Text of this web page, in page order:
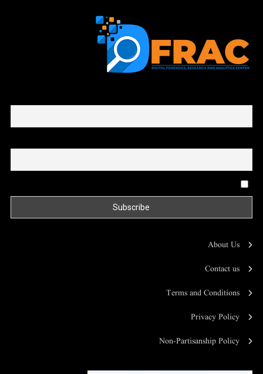
About Us
Contact us
Terms and Conditions
Privacy Policy
Non-Partisanship Policy